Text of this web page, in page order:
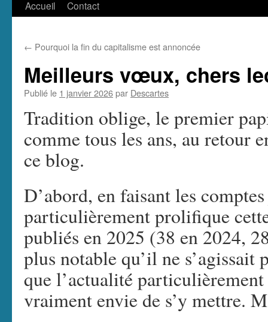
Aller
contenu
Accueil Contact
← Pourquoi la fin du capitalisme est annoncée
Meilleurs vœux, chers
Publié le 1 janvier 2026par Descartes
Tradition oblige, le premier
comme tous les ans, au retour
ce blog.
D’abord, en faisant les
particulièrement prolifique
publiés en 2025 (38 en 2024,
plus notable qu’il ne s’agissait
que l’actualité
vraiment envie de s’y mettre.